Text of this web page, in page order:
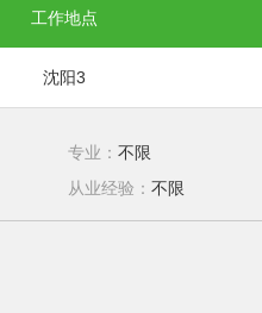
工作地点
沈阳3
专业：不限
从业经验：不限